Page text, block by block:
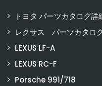
トヨタ パーツカタログ詳
レクサス パーツカタロ
LEXUS LF-A
LEXUS RC-F
Porsche 991/718